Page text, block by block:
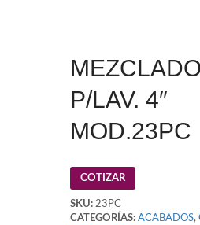
P/LAV. 4″
MOD.23PC
COTIZAR
SKU: 23PC
CATEGORÍAS: ACABADOS,